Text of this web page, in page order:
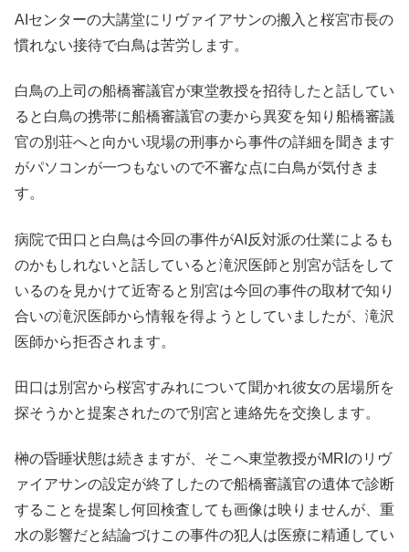
AIセンターの大講堂にリヴァイアサンの搬入と桜宮市長の
慣れない接待で白鳥は苦労します。
白鳥の上司の船橋審議官が東堂教授を招待したと話してい
ると白鳥の携帯に船橋審議官の妻から異変を知り船橋審議
官の別荘へと向かい現場の刑事から事件の詳細を聞きます
がパソコンが一つもないので不審な点に白鳥が気付きま
す。
病院で田口と白鳥は今回の事件がAI反対派の仕業によるも
のかもしれないと話していると滝沢医師と別宮が話をして
いるのを見かけて近寄ると別宮は今回の事件の取材で知り
合いの滝沢医師から情報を得ようとしていましたが、滝沢
医師から拒否されます。
田口は別宮から桜宮すみれについて聞かれ彼女の居場所を
探そうかと提案されたので別宮と連絡先を交換します。
榊の昏睡状態は続きますが、そこへ東堂教授がMRIのリヴ
ァイアサンの設定が終了したので船橋審議官の遺体で診断
することを提案し何回検査しても画像は映りませんが、重
水の影響だと結論づけこの事件の犯人は医療に精通してい